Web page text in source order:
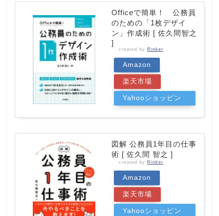
Officeで簡単！ 公務員
のための「1枚デザイ
ン」作成術 [ 佐久間智之
]
created by Rinker
Amazon
楽天市場
Yahooショッピン
図解 公務員1年目の仕事
術 [ 佐久間 智之 ]
created by Rinker
Amazon
楽天市場
Yahooショッピン